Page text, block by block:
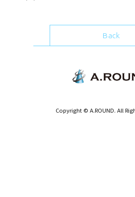
Back
Copyright © A.ROUND. All